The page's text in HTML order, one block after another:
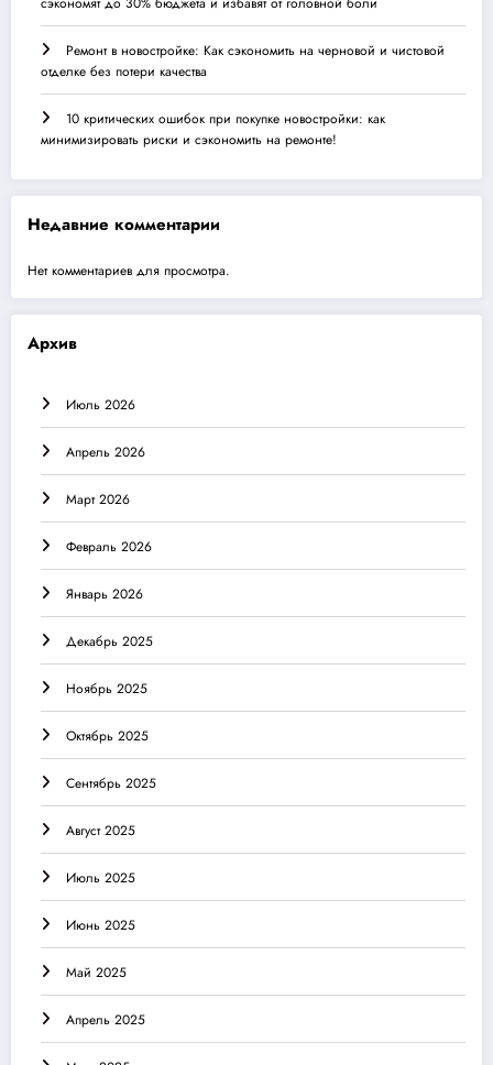
Ремонт в новостройке: Как сэкономить на черновой и чистовой
отделке без потери качества
10 критических ошибок при покупке новостройки: как
минимизировать риски и сэкономить на ремонте!
Недавние комментарии
Нет комментариев для просмотра.
Архив
Июль 2026
Апрель 2026
Март 2026
Февраль 2026
Январь 2026
Декабрь 2025
Ноябрь 2025
Октябрь 2025
Сентябрь 2025
Август 2025
Июль 2025
Июнь 2025
Май 2025
Апрель 2025